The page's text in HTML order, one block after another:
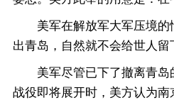
美军在解放军大军压境的情
出青岛，自然就不会给世人
美军尽管已下了撤离青岛的
战役即将展开时，美方认为南